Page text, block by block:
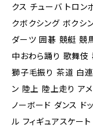
クス チューバ トロン
クボクシング ボクシ
ダーツ 囲碁 競艇 競
中おわら踊り 歌舞
獅子毛振り 茶道 白
ン 陸上 陸上走り ア
ノーボード ダンス ド
ル フィギュアスケー